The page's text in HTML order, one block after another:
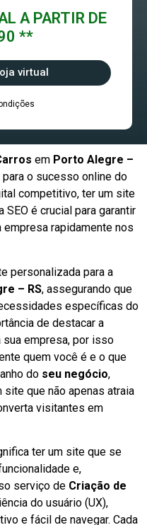
A PARTIR DE
**
virtual
em Porto Alegre –
o sucesso online do
competitivo, ter um site
é crucial para garantir
rapidamente nos
personalizada para a
– RS, assegurando que
específicas do
de destacar a
empresa, por isso
quem você é e o que
do seu negócio,
que não apenas atraia
visitantes em
ter um site que se
e,
serviço de Criação de
do usuário (UX),
e fácil de navegar. Cada